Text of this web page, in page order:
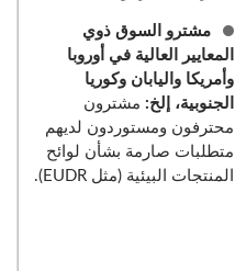
مشترو السوق ذوي
المعايير العالية في أوروبا
وأمريكا واليابان وكوريا
الجنوبية، إلخ: مشترون
محترفون ومستوردون لديهم
متطلبات صارمة بشأن لوائح
المنتجات البيئية (مثل EUDR).